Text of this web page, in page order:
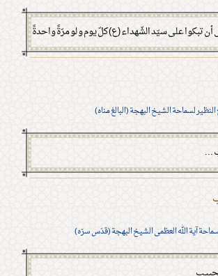
لسماحة الشيخ البهجة (البالغ مناه)
آية الله العظمى الشيخ البهجة (قدّس سرّه)